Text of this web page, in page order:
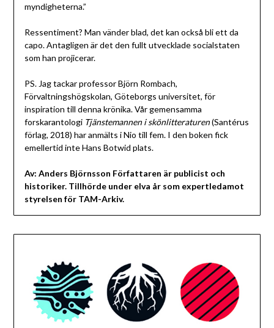
myndigheterna.”
Ressentiment? Man vänder blad, det kan också bli ett da
capo. Antagligen är det den fullt utvecklade socialstaten
som han projicerar.
PS. Jag tackar professor Björn Rombach,
Förvaltningshögskolan, Göteborgs universitet, för
inspiration till denna krönika. Vår gemensamma
forskarantologi Tjänstemannen i skönlitteraturen(Santérus
förlag, 2018) har anmälts i Nio till fem. I den boken fick
emellertid inte Hans Botwid plats.
Av: Anders Björnsson Författaren är publicist och
historiker. Tillhörde under elva år som expertledamot
styrelsen för TAM-Arkiv.